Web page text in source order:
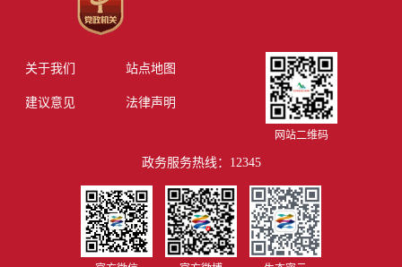
关于我们 站点地图
建议意见 法律声明
网站二维码
政务服务热线：12345